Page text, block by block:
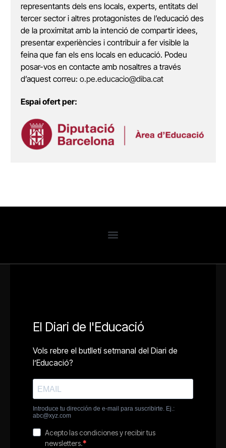
representants dels ens locals, experts, entitats del
tercer sector i altres protagonistes de l’educació des
de la proximitat amb la intenció de compartir idees,
presentar experiències i contribuir a fer visible la
feina que fan els ens locals en educació. Podeu
posar-vos en contacte amb nosaltres a través
d’aquest correu: o.pe.educacio@diba.cat
Espai ofert per: